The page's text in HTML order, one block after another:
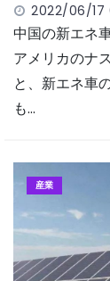
2022/06/17
中国の新エネ
アメリカのナ
と、新エネ車
も…
産業